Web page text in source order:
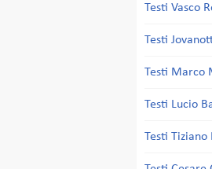
Testi Vasco
Testi
Testi Marco
Testi Lucio
Testi Tiziano